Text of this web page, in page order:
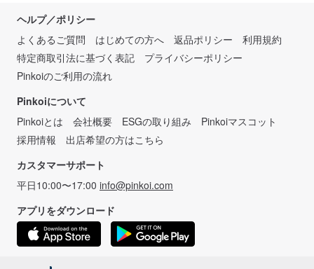
ヘルプ／ポリシー
よくあるご質問
はじめての方へ 返品ポリシー
利用規約
特定商取引法に基づく表記
プライバシーポリシー
Pinkoiのご利用の流れ
Pinkoiについて
Pinkoiとは
会社概要 ESGの取り組み
Pinkoiマスコット
採用情報
出店希望の方はこちら
カスタマーサポート
平日10:00〜17:00 info@pinkoi.com
アプリをダウンロード